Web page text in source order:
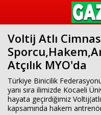
Voltij Atlı
Atçılık MYO'da
Türkiye Binicilik
yanı sıra ilimizde Kocaeli
hayata geçirdiğimiz Voltij(atlı
kapsamında hakem